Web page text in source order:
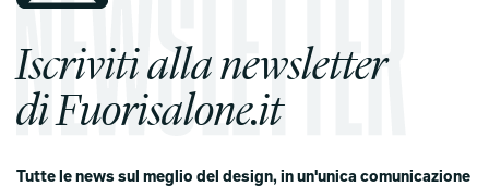
Iscriviti alla newsletter
di Fuorisalone.it
Tutte le news sul meglio del design, in un'unica comunicazione